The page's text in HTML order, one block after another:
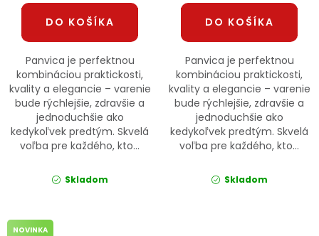
DO KOŠÍKA
Panvica je perfektnou
kombináciou praktickosti,
kvality a elegancie – varenie
bude rýchlejšie, zdravšie a
jednoduchšie ako
kedykoľvek predtým. Skvelá
voľba pre každého, kto...
Skladom
DO KOŠÍKA
Panvica je perfektnou
kombináciou praktickosti,
kvality a elegancie – varenie
bude rýchlejšie, zdravšie a
jednoduchšie ako
kedykoľvek predtým. Skvelá
voľba pre každého, kto...
Skladom
NOVINKA